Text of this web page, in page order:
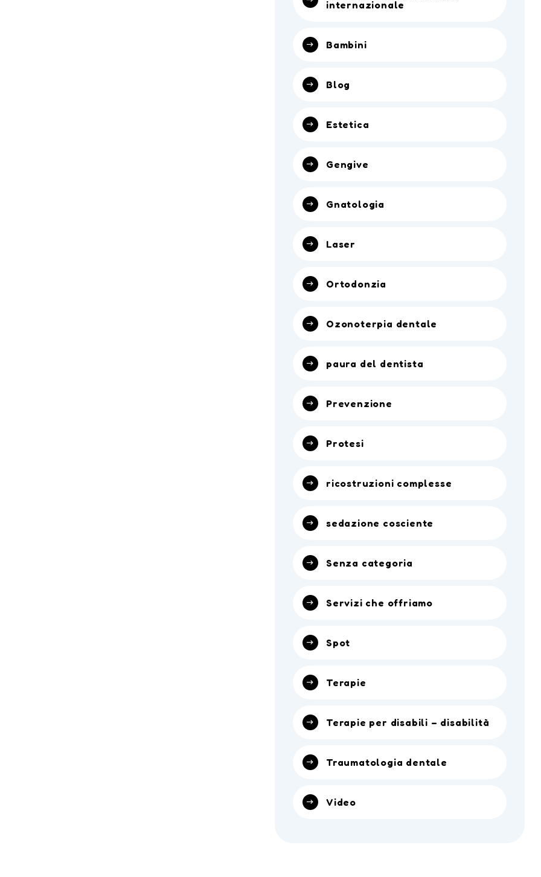
internazionale
Bambini
Blog
Estetica
Gengive
Gnatologia
Laser
Ortodonzia
Ozonoterpia dentale
paura del dentista
Prevenzione
Protesi
ricostruzioni complesse
sedazione cosciente
Senza categoria
Servizi che offriamo
Spot
Terapie
Terapie per disabili – disabilità
Traumatologia dentale
Video